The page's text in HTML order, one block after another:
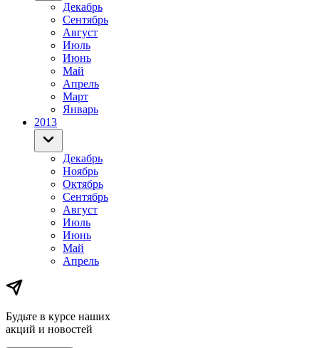
Декабрь
Сентябрь
Август
Июль
Июнь
Май
Апрель
Март
Январь
2013
Декабрь
Ноябрь
Октябрь
Сентябрь
Август
Июль
Июнь
Май
Апрель
Будьте в курсе наших
акций и новостей